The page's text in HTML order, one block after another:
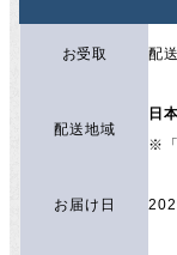
お受取 配送
配送地域
日
※「
お届け日